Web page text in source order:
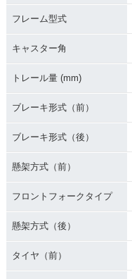
フレーム型式
キャスター角
トレール量 (mm)
ブレーキ形式（前）
ブレーキ形式（後）
懸架方式（前）
フロントフォークタイプ
懸架方式（後）
タイヤ（前）